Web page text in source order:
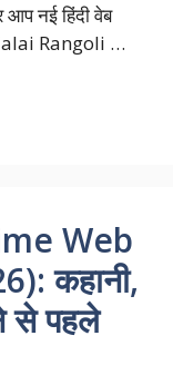
नई हिंदी वेब
Rangoli …
Web
कहानी,
से पहले